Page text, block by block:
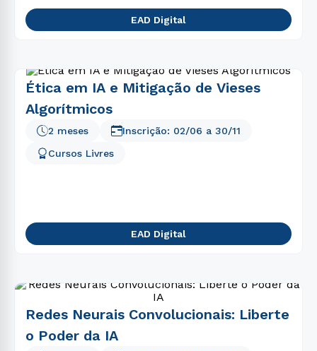
EAD Digital
Ética em IA e Mitigação de Vieses
Algorítmicos
Cursos Livres
2 meses Inscrição: 02/06 a 30/11
EAD Digital
Redes Neurais Convolucionais: Liberte
o Poder da IA